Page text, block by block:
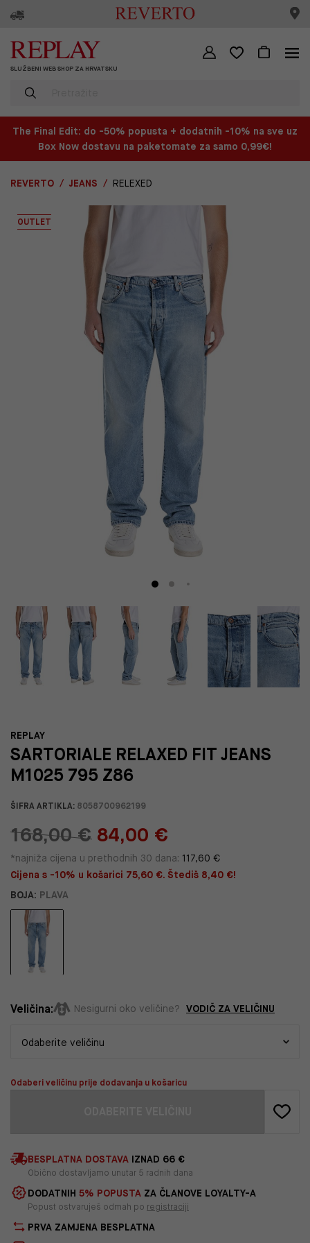
SLUŽBENI WEB SHOP ZA HRVATSKU
The Final Edit: do -50% popusta + dodatnih -10% na sve uz
Box Now dostavu na paketomate za samo 0,99€!
REVERTO JEANS RELEXED
OUTLET
REPLAY
SARTORIALE RELAXED FIT JEANS
M1025 795 Z86
ŠIFRA ARTIKLA: 8058700962199
168,00 € 84,00 €
*najniža cijena u prethodnih 30 dana: 117,60 €
Cijena s -10% u košarici 75,60 €. Štediš 8,40 €!
BOJA: PLAVA
Veličina: Nesigurni oko veličine? VODIČ ZA VELIČINU
Odaberi veličinu prije dodavanja u košaricu
BESPLATNA DOSTAVA IZNAD 66 €
Obično dostavljamo unutar 5 radnih dana
DODATNIH 5% POPUSTA ZA ČLANOVE LOYALTY-A
Popust ostvaruješ odmah po registraciji
PRVA ZAMJENA BESPLATNA